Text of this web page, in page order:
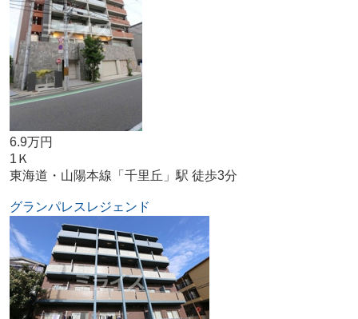
6.9万円
1Ｋ
東海道・山陽本線「千里丘」駅 徒歩3分
グランパレスレジェンド